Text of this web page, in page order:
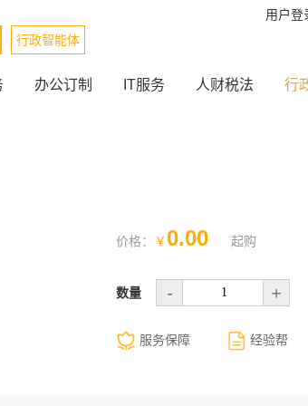
用户登
行政智能体
办公订制 IT服务 人财税法 行
价格：
￥ 0.00 起购
数量 - +
服务保障 经验帮